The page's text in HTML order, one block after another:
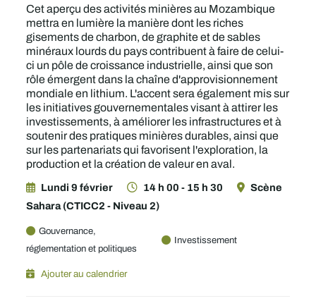
Cet aperçu des activités minières au Mozambique
mettra en lumière la manière dont les riches
gisements de charbon, de graphite et de sables
minéraux lourds du pays contribuent à faire de celui-
ci un pôle de croissance industrielle, ainsi que son
rôle émergent dans la chaîne d'approvisionnement
mondiale en lithium. L'accent sera également mis sur
les initiatives gouvernementales visant à attirer les
investissements, à améliorer les infrastructures et à
soutenir des pratiques minières durables, ainsi que
sur les partenariats qui favorisent l'exploration, la
production et la création de valeur en aval.
Lundi 9 février 14 h 00 - 15 h 30
Scène
Sahara (CTICC2 - Niveau 2)
Gouvernance,
réglementation et politiques
Investissement
Ajouter au calendrier